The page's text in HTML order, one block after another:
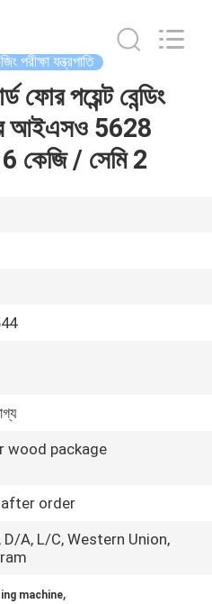
পরীক্ষা যন্ত্রপাতি
ফোর পয়েন্ট বেন্ডিং
আইএসও 5628
কেজি / সেমি 2
wood package
after order
D/A, L/C, Western Union,
machine,